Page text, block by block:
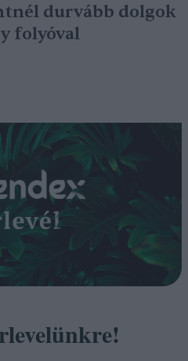
durvább dolgok
folyóval